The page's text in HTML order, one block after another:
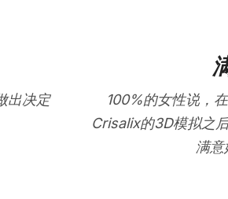
出决定
100%的女性说，
Crisalix的3D模拟之
满意